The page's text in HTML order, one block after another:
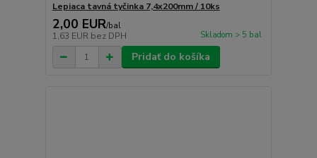
Lepiaca tavná tyčinka 7,4x200mm / 10ks
2,00 EUR/bal
1,63 EUR bez DPH Skladom > 5 bal
Pridať do košíka